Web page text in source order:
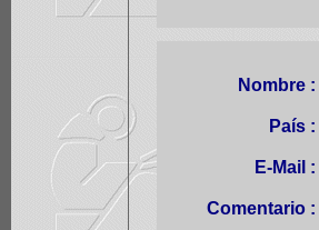
Nombre :
País :
E-Mail :
Comentario :